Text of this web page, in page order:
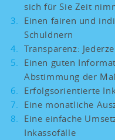
sich für Sie Zeit
Einen fairen und
Schuldnern
Transparenz:
Einen guten
Abstimmung der
Erfolgsorientierte
Eine monatliche
Eine einfache
Inkassofälle